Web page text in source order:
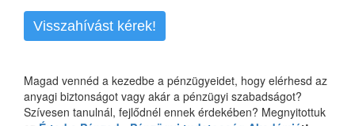
Visszahívást kérek!
Magad vennéd a kezedbe a pénzügyeidet, hogy elérhesd az
anyagi biztonságot vagy akár a pénzügyi szabadságot?
Szívesen tanulnál, fejlődnél ennek érdekében? Megnyitottuk